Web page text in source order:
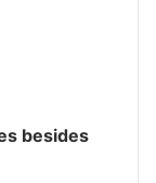
besides